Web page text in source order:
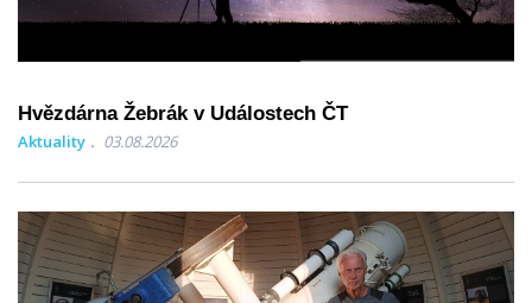
Hvězdárna Žebrák v Událostech ČT
Aktuality 03.08.2026